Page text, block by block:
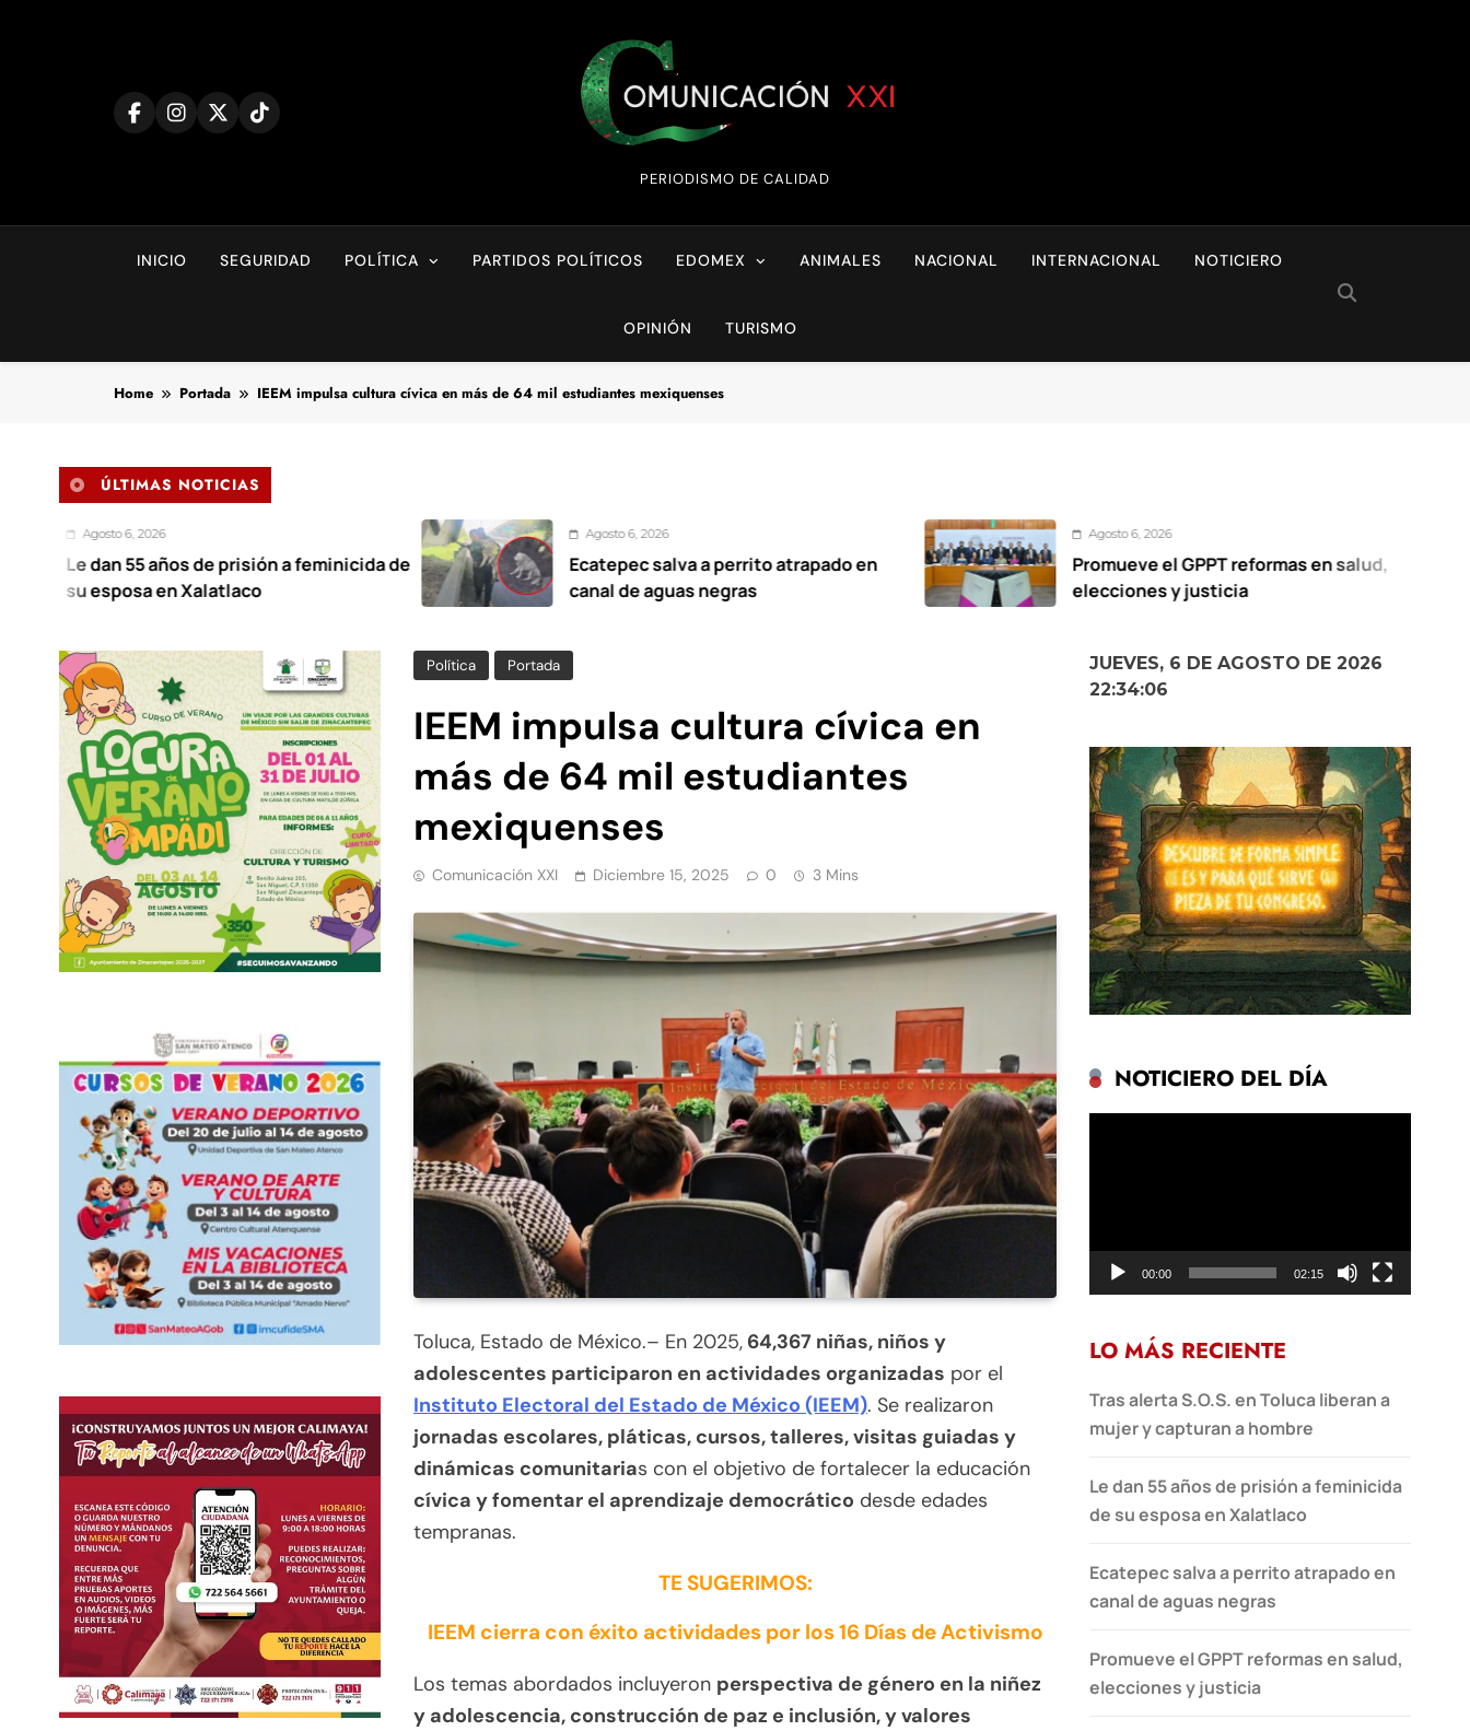
Comunicación XXI
PERIODISMO DE CALIDAD
INICIO SEGURIDAD POLÍTICA PARTIDOS POLÍTICOS EDOMEX ANIMALES NACIONAL INTERNACIONAL NOTICIERO
OPINIÓN TURISMO
Home Portada IEEM impulsa cultura cívica en más de 64 mil estudiantes mexiquenses
ÚLTIMAS NOTICIAS
años de prisión a feminicida de
en Xalatlaco
Agosto 6, 2026
Ecatepec salva a perrito atrapado en
canal de aguas negras
Agosto 6, 2026
Promueve el GPPT reformas en salud,
elecciones y justicia
Política Portada
IEEM impulsa cultura cívica en
más de 64 mil estudiantes
mexiquenses
Comunicación XXI Diciembre 15, 2025 0 3 Mins
Toluca, Estado de México.– En 2025, 64,367 niñas, niños y
adolescentes participaron en actividades organizadas por el
Instituto Electoral del Estado de México (IEEM). Se realizaron
jornadas escolares, pláticas, cursos, talleres, visitas guiadas y
dinámicas comunitarias con el objetivo de fortalecer la educación
cívica y fomentar el aprendizaje democrático desde edades
tempranas.
TE SUGERIMOS:
IEEM cierra con éxito actividades por los 16 Días de Activismo
Los temas abordados incluyeron perspectiva de género en la niñez
y adolescencia, construcción de paz e inclusión, y valores
JUEVES, 6 DE AGOSTO DE 2026
22:34:07
NOTICIERO DEL DÍA
00:00 02:15
LO MÁS RECIENTE
Tras alerta S.O.S. en Toluca liberan a
mujer y capturan a hombre
Le dan 55 años de prisión a feminicida
de su esposa en Xalatlaco
Ecatepec salva a perrito atrapado en
canal de aguas negras
Promueve el GPPT reformas en salud,
elecciones y justicia